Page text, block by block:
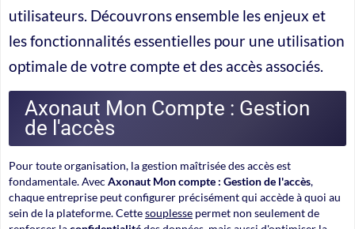
utilisateurs. Découvrons ensemble les enjeux et
les fonctionnalités essentielles pour une utilisation
optimale de votre compte et des accès associés.
Axonaut Mon Compte : Gestion
de l'accès
Pour toute organisation, la gestion maîtrisée des accès est
fondamentale. Avec Axonaut Mon compte : Gestion de l'accès,
chaque entreprise peut configurer précisément qui accède à quoi au
sein de la plateforme. Cettesouplesse permet non seulement de